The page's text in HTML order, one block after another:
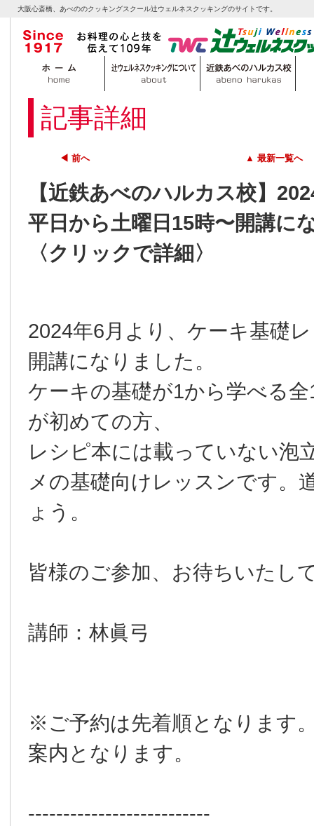
大阪心斎橋、あべののクッキングスクール辻ウェルネスクッキングのサイトです。
記事詳細
◀ 前へ ▲ 最新一覧へ
【近鉄あべのハルカス校】
平日から土曜日15時〜開講に
〈クリックで詳細〉
2024年6月より、ケーキ基礎
開講になりました。
ケーキの基礎が1から学べる
が初めての方、
レシピ本には載っていない泡
メの基礎向けレッスンです。
ょう。
皆様のご参加、お待ちいたし
講師：林眞弓
※ご予約は先着順となります
案内となります。
--------------------------